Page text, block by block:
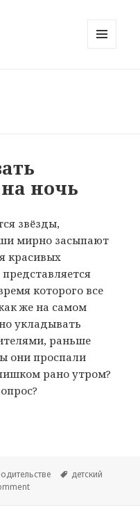
ночь
звёзды,
мирно засыпают
красивых
которого все
же на самом
укладывать
раньше
они проспали
рано утром?
малыша спать
Tags
детский
on Когда укладывать